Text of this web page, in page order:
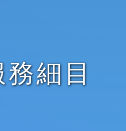
細目